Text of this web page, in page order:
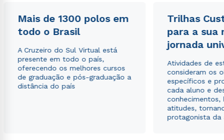
Mais de 1300 polos em
todo o Brasil
A Cruzeiro do Sul Virtual está
presente em todo o país,
oferecendo os melhores cursos
de graduação e pós-graduação a
distância do país
Trilhas
para a sua
jornada
Atividades de
consideram os
específicos e
cada aluno e
conhecimentos,
atitudes,
protagonista da